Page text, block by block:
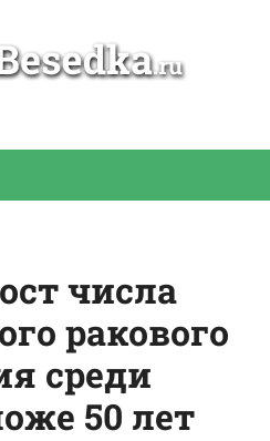
числа
ракового
среди
50 лет